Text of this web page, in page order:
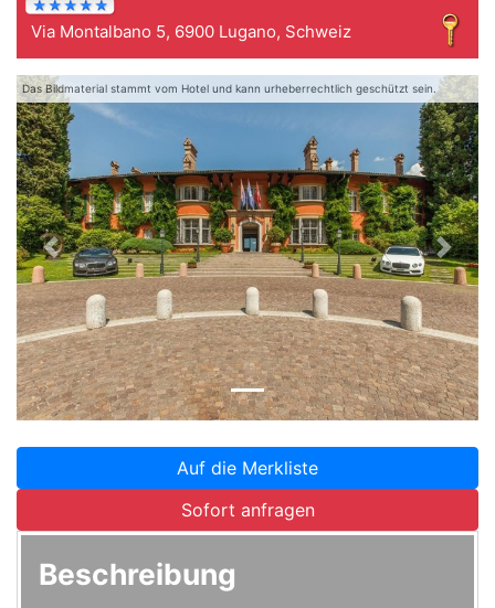
Via Montalbano 5, 6900 Lugano, Schweiz
Das Bildmaterial stammt vom Hotel und kann urheberrechtlich geschützt sein.
Zurück
Auf die Merkliste
Sofort anfragen
Beschreibung